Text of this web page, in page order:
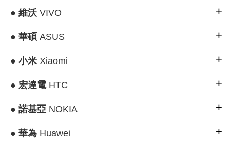
● 維沃VIVO
● 華碩 ASUS
● 小米Xiaomi
● 宏達電HTC
● 諾基亞NOKIA
● 華為Huawei